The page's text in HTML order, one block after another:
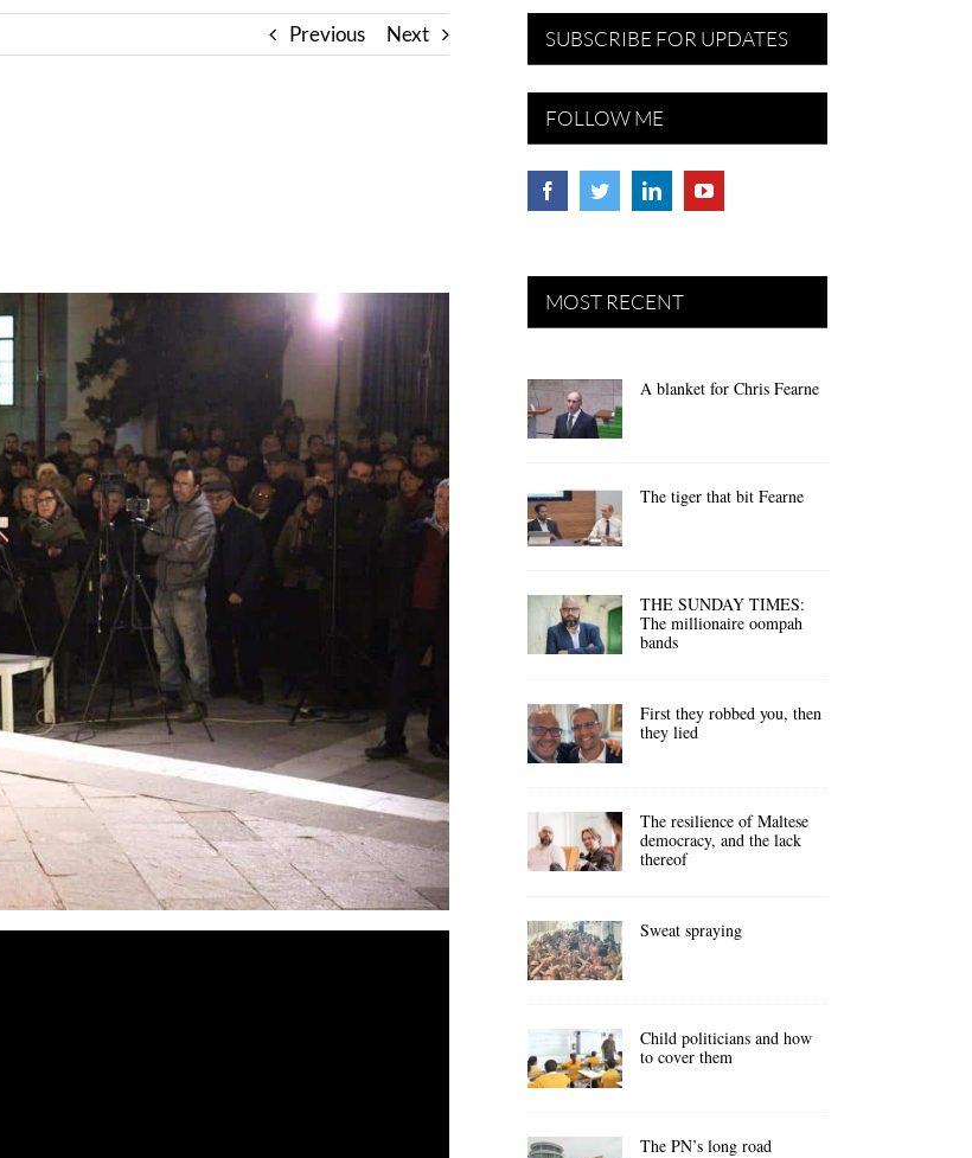
Previous Next SUBSCRIBE FOR UPDATES
FOLLOW ME
MOST RECENT
A blanket for Chris Fearne
The tiger that bit Fearne
THE SUNDAY TIMES:
The millionaire oompah
bands
First they robbed you, then
they lied
The resilience of Maltese
democracy, and the lack
thereof
Sweat spraying
Child politicians and how
to cover them
The PN’s long road